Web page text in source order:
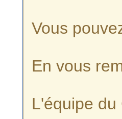
Vous
En vous
L'équipe du